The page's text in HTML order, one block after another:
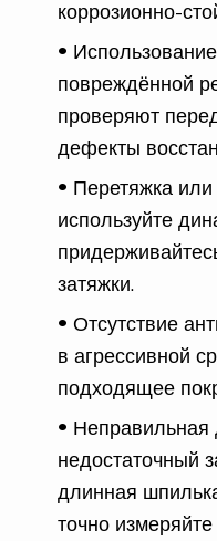
коррозионно-
повреждённой
проверяют
дефекты
Перетяжка
используйте
затяжки.
Отсутствие
в агрессивной
подходящее
Неправильная
недостаточный
длинная
точно